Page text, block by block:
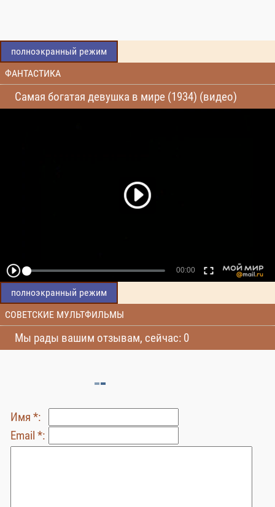
полноэкранный режим
ФАНТАСТИКА
Самая богатая девушка в мире (1934) (видео)
полноэкранный режим
СОВЕТСКИЕ МУЛЬТФИЛЬМЫ
Мы рады вашим отзывам, сейчас: 0
Имя *:
Email *: